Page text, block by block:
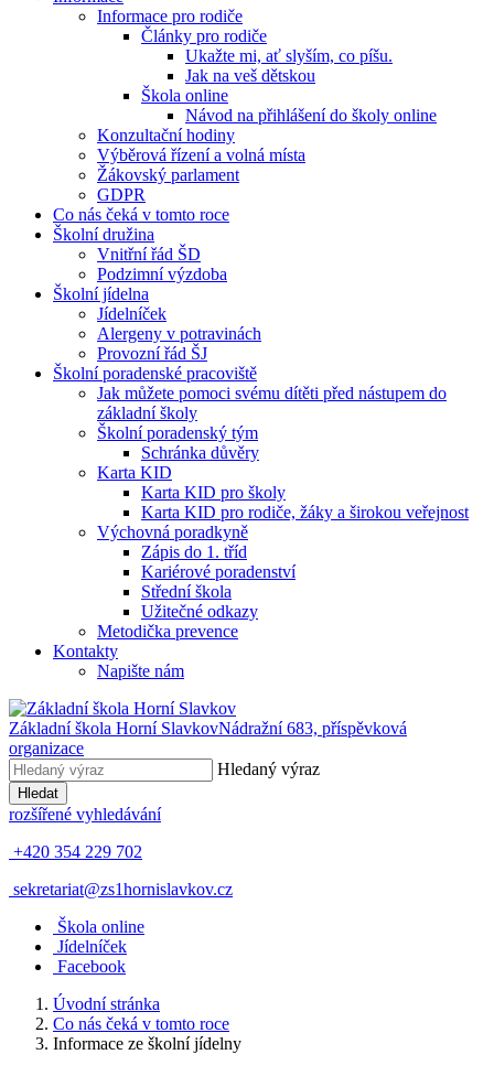
Informace pro rodiče
Články pro rodiče
Ukažte mi, ať slyším, co píšu.
Jak na veš dětskou
Škola online
Návod na přihlášení do školy online
Konzultační hodiny
Výběrová řízení a volná místa
Žákovský parlament
GDPR
Co nás čeká v tomto roce
Školní družina
Vnitřní řád ŠD
Podzimní výzdoba
Školní jídelna
Jídelníček
Alergeny v potravinách
Provozní řád ŠJ
Školní poradenské pracoviště
Jak můžete pomoci svému dítěti před nástupem do
základní školy
Školní poradenský tým
Schránka důvěry
Karta KID
Karta KID pro školy
Karta KID pro rodiče, žáky a širokou veřejnost
Výchovná poradkyně
Zápis do 1. tříd
Kariérové poradenství
Střední škola
Užitečné odkazy
Metodička prevence
Kontakty
Napište nám
Základní škola Horní SlavkovNádražní 683, příspěvková
organizace
Hledaný výraz
Hledat
rozšířené vyhledávání
+420 354 229 702
sekretariat@zs1hornislavkov.cz
Škola online
Jídelníček
Facebook
Úvodní stránka
Co nás čeká v tomto roce
Informace ze školní jídelny